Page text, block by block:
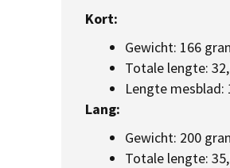
Kort:
Gewicht: 166
Totale lengte:
Lengte mesblad:
Lang:
Gewicht: 200
Totale lengte: